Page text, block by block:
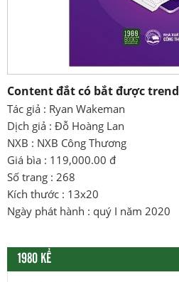
Content đắt có bắt được trend
Tác giả : Ryan Wakeman
Dịch giả : Đỗ Hoàng Lan
NXB : NXB Công Thương
Giá bìa : 119,000.00 đ
Số trang : 268
Kích thước : 13x20
Ngày phát hành : quý I năm 2020
1980 KỂ